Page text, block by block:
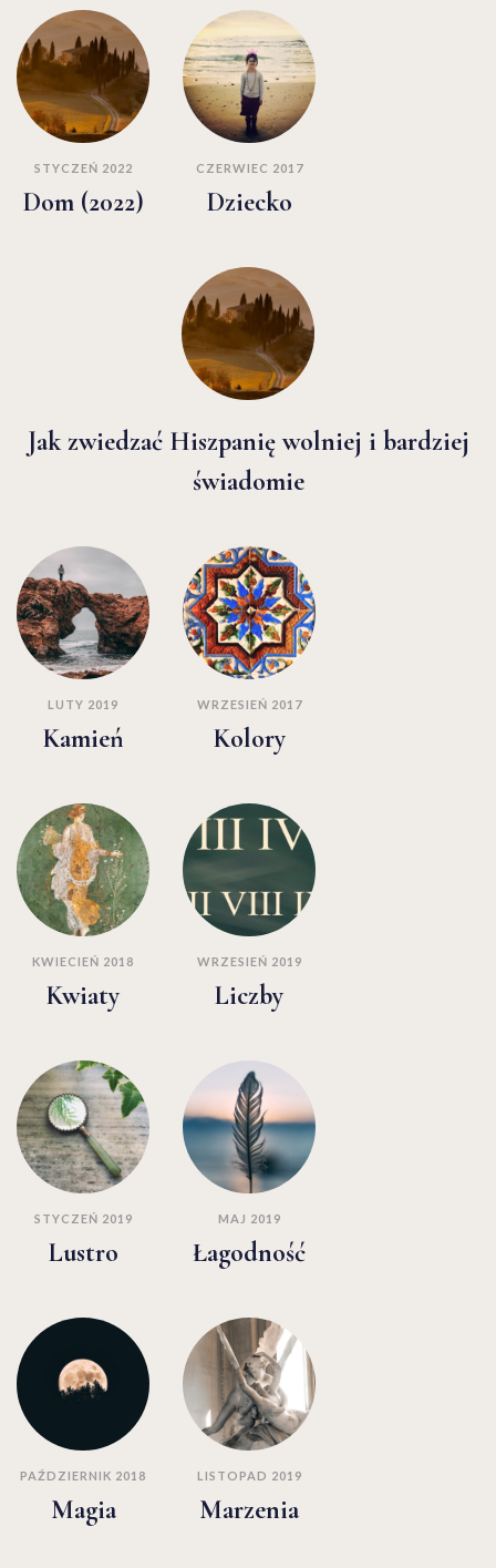
STYCZEŃ 2022
Dom (2022)
CZERWIEC 2017
Dziecko
Jak zwiedzać Hiszpanię wolniej i bardziej
świadomie
LUTY 2019
Kamień
WRZESIEŃ 2017
Kolory
KWIECIEŃ 2018
Kwiaty
WRZESIEŃ 2019
Liczby
STYCZEŃ 2019
Lustro
MAJ 2019
Łagodność
PAŹDZIERNIK 2018
Magia
LISTOPAD 2019
Marzenia